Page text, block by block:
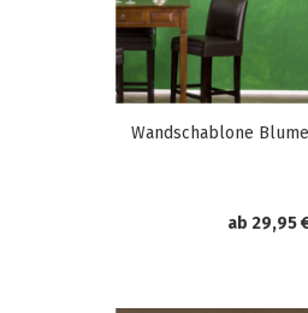
Wandschablone
ab 29,95